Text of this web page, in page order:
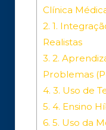
Clínica
2. 1.
Realistas
3. 2.
Problemas
4. 3. Uso de
5. 4. Ensino
6. 5. Uso da